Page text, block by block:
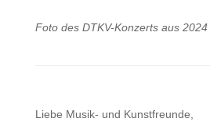
Foto des DTKV-Konzerts aus
Liebe Musik- und Kunstfreunde,